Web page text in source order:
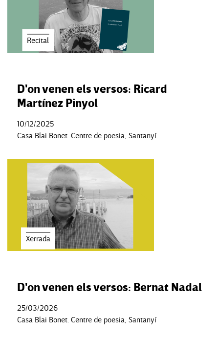
Recital
D'on venen els versos: Ricard
Martínez Pinyol
10/12/2025
Casa Blai Bonet. Centre de poesia, Santanyí
Xerrada
D'on venen els versos: Bernat Nadal
25/03/2026
Casa Blai Bonet. Centre de poesia, Santanyí